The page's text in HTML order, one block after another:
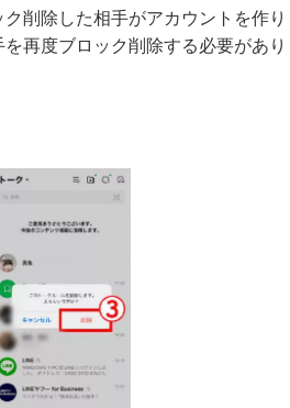
削除した相手がアカウントを作り
再度ブロック削除する必要があり